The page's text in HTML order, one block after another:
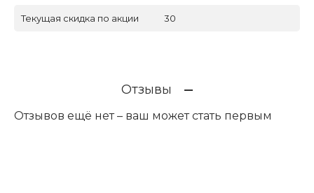
Текущая скидка по акции 30
Отзывы
Отзывов ещё нет – ваш может стать первым